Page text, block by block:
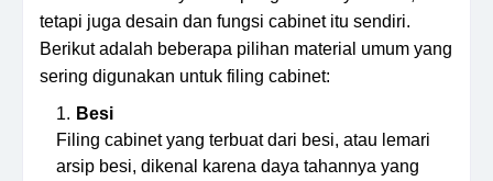
tetapi juga desain dan fungsi cabinet itu sendiri.
Berikut adalah beberapa pilihan material umum yang
sering digunakan untuk filing cabinet:
Besi
Filing cabinet yang terbuat dari besi, atau lemari
arsip besi, dikenal karena daya tahannya yang